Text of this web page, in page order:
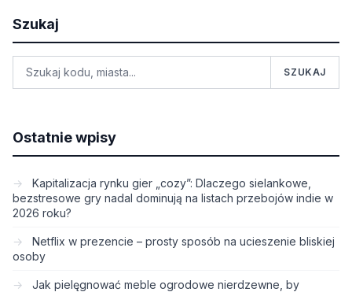
Szukaj
SZUKAJ
Ostatnie wpisy
Kapitalizacja rynku gier „cozy”: Dlaczego sielankowe,
bezstresowe gry nadal dominują na listach przebojów indie w
2026 roku?
Netflix w prezencie – prosty sposób na ucieszenie bliskiej
osoby
Jak pielęgnować meble ogrodowe nierdzewne, by